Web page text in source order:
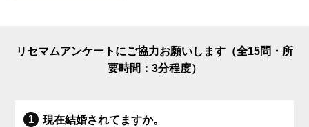
リセマムアンケートにご協力お願いします（全15問・所
要時間：3分程度）
現在結婚されてますか。